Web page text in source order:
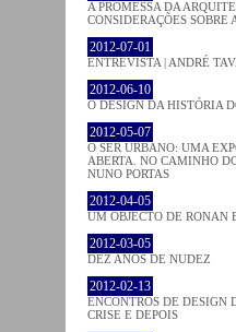
A PROMESSA DA
CONSIDERAÇÕES SOBRE
2012-07-01
ENTREVISTA | ANDRÉ
2012-06-10
O DESIGN DA HISTÓRIA
2012-05-07
O SER URBANO: UMA
ABERTA. NO CAMINHO
NUNO PORTAS
2012-04-05
UM OBJECTO DE RONAN
2012-03-05
DEZ ANOS DE NUDEZ
2012-02-13
ENCONTROS DE DESIGN
CRISE E DEPOIS